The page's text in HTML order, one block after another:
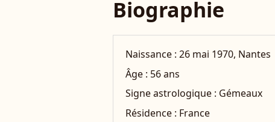
Biographie
Naissance :26 mai 1970, Nantes
Âge : 56 ans
Signe astrologique : Gémeaux
Résidence : France